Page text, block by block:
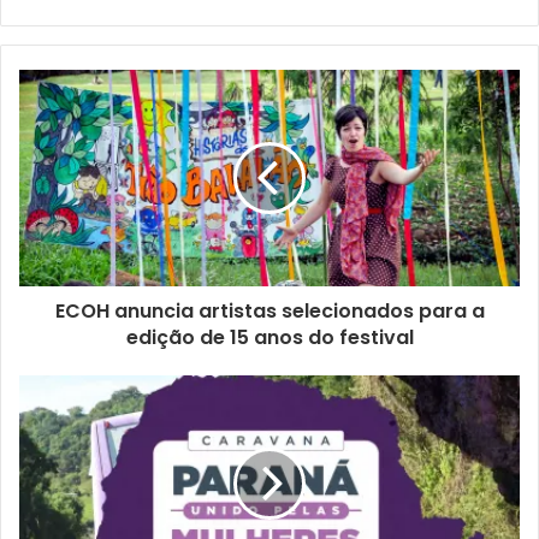
análise das condições necessárias para ampliar a
presença da indústria na economia local.
O objetivo é construir uma estratégia capaz de orientar
decisões públicas e privadas nos próximos anos, com
base nas características reais do município. A proposta é
que o plano aponte caminhos para fortalecer empresas já
instaladas, atrair novos investimentos, estimular inovação
e criar condições para ampliar renda, empregos e o
Produto Interno Bruto (PIB) de Londrina.
ECOH anuncia artistas selecionados para a
edição de 15 anos do festival